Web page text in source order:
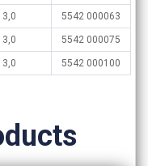
3,0 5542 000063
3,0 5542 000075
3,0 5542 000100